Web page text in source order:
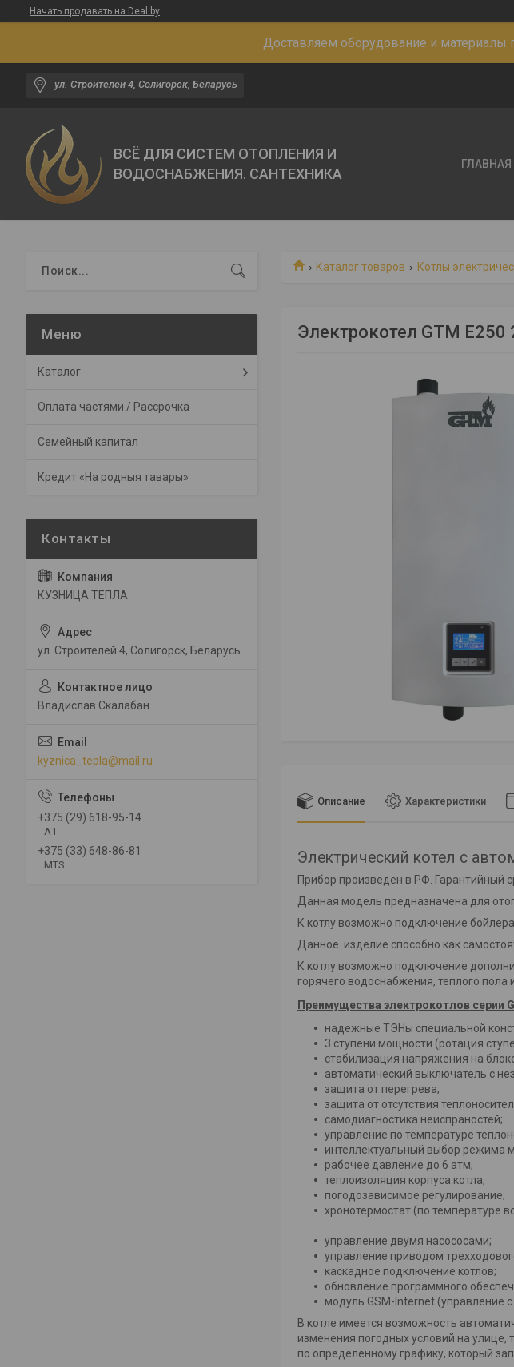
Начать продавать на Deal.by
Доставляем оборудование и материалы
ул. Строителей 4, Солигорск, Беларусь
ВСЁ ДЛЯ СИСТЕМ ОТОПЛЕНИЯ И
ВОДОСНАБЖЕНИЯ. САНТЕХНИКА
ГЛАВНАЯ
Каталог товаров Котлы
Электрокотел GTM E250
Описание Характеристики
Электрический котел с
Прибор произведен в РФ. Гарантийный
Данная модель предназначена для
К котлу возможно подключение
Данное изделие способно как
К котлу возможно подключение
горячего водоснабжения, теплого пола
Преимущества электрокотлов серии
надежные ТЭНы специальной
3 ступени мощности (ротация
стабилизация напряжения на
автоматический выключатель
защита от перегрева;
защита от отсутствия
самодиагностика неиспраностей;
управление по температуре
интеллектуальный выбор режима
рабочее
теплоизоляция
хронотермостат (по
управление
управление приводом
каскадное
обновление
модуль GSM-Internet
В котле имеется возможность
изменения погодных условий на улице,
по определенному графику, который
Каталог
Оплата частями / Рассрочка
Семейный капитал
Кредит «На родныя тавары»
КУЗНИЦА ТЕПЛА
ул. Строителей 4, Солигорск, Беларусь
Владислав Скалабан
kyznica_tepla@mail.ru
+375 (29) 618-95-14
A1
+375 (33) 648-86-81
MTS